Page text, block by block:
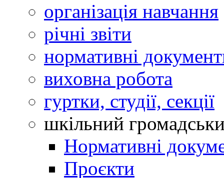
організація навчання
річні звіти
нормативні
виховна робота
гуртки, студії, секції
шкільний
Нормативні
Проєкти